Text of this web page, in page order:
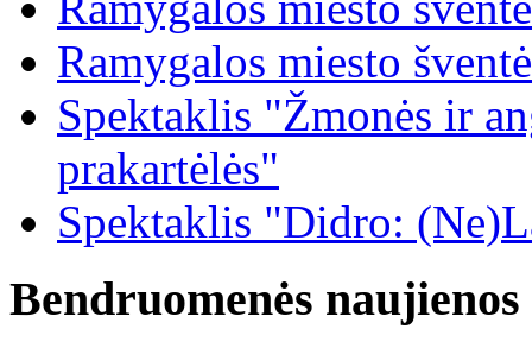
Ramygalos miesto šventė
Spektaklis "Žmonės ir
prakartėlės"
Spektaklis "Didro:
Bendruomenės naujienos